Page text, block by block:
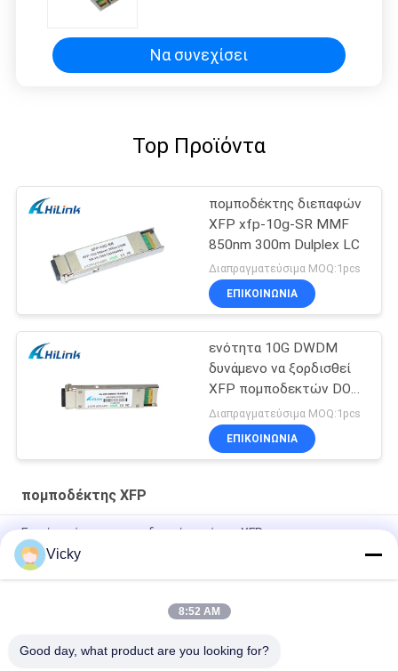
Να συνεχίσει
Top Προϊόντα
πομποδέκτης διεπαφών
XFP xfp-10g-SR MMF
850nm 300m Dulplex LC
Διαπραγματεύσιμα MOQ:1pcs
ΕΠΙΚΟΙΝΩΝΙΑ
ενότητα 10G DWDM
δυνάμενο να ξορδισθεί
XFP πομποδεκτών DOM
80km
Διαπραγματεύσιμα MOQ:1pcs
ΕΠΙΚΟΙΝΩΝΙΑ
πομποδέκτης XFP
Ενιαία ενότητα πομποδεκτών τρόπου XFP
Συμβατό πρόγραμμα DDM πομποδεκτών CATV ενότητας
Huawei/ιουνιπέρων XFP 10G LR FC
Ενιαία ευαισθησία δεκτών Gigabit Ethernet -14dBm
Vicky
8:52 AM
Good day, what product are you looking for?